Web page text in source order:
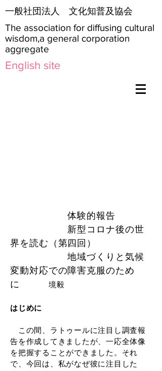
​一般社団法人 文化知普及協会
The association for diffusing cultural
wisdom,a general corporation
aggregate
English site
体験的報告
新型コロナ後の世
界を読む（第四回）
地域づくりと気候
変動対応での障害克服のため
に
​境毅
はじめに
この間、ラトゥールに注目し調査報
告を作成してきましたが、一応全体像
を把握することができました。それ
で、今回は、私がなぜ彼に注目した